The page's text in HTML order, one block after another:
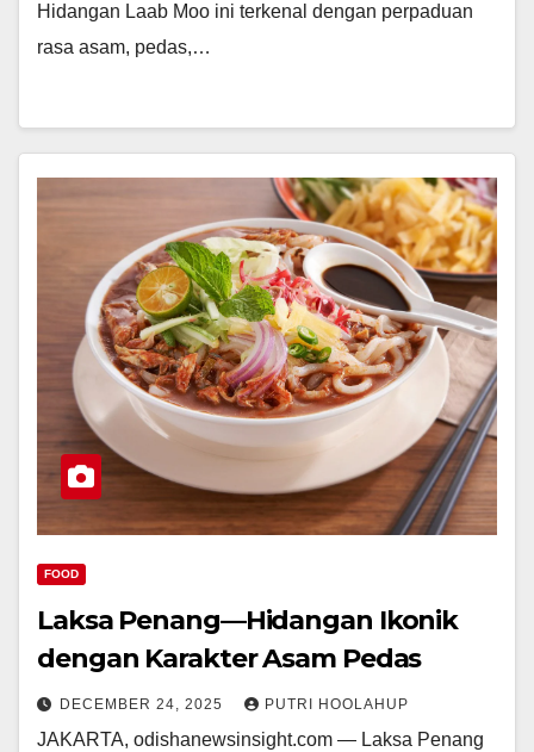
Hidangan Laab Moo ini terkenal dengan perpaduan
rasa asam, pedas,…
FOOD
Laksa Penang—Hidangan Ikonik
dengan Karakter Asam Pedas
DECEMBER 24, 2025 PUTRI HOOLAHUP
JAKARTA, odishanewsinsight.com — Laksa Penang